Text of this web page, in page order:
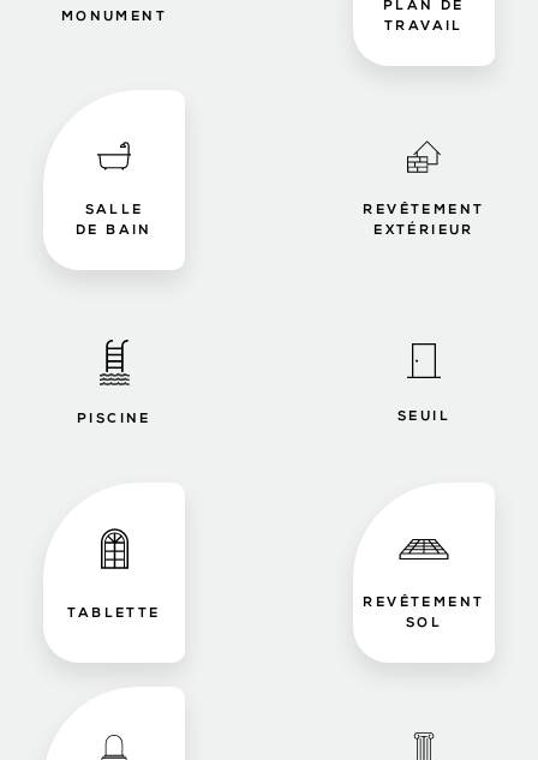
MONUMENT
PLAN DE
TRAVAIL
SALLE
DE BAIN
REVÊTEMENT
EXTÉRIEUR
PISCINE SEUIL
TABLETTE
REVÊTEMENT
SOL